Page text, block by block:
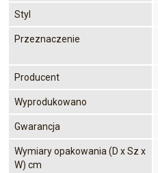
Styl
Przeznaczenie
Producent
Wyprodukowano
Gwarancja
Wymiary opakowania (D x Sz x
W) cm